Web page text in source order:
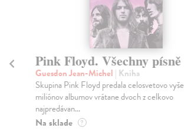
Pink Floyd. Všechny písně
Guesdon Jean-Michel | Kniha
Skupina Pink Floyd predala celosvetovo
miliónov albumov vrátane dvoch z celkovo
najpredávan...
Na sklade ?